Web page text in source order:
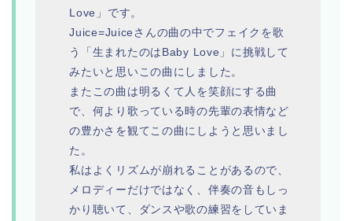
Love」です。
Juice=Juiceさんの曲の中でフェイクを歌
う「生まれたのはBaby Love」に挑戦して
みたいと思いこの曲にしました。
またこの曲は明るくて人を笑顔にする曲
で、何より歌っている時の先輩の表情など
の豊かさを観てこの曲にしようと思いまし
た。
私はよくリズムが崩れることがあるので、
メロディーだけではなく、伴奏の音もしっ
かり聴いて、ダンスや歌の練習をしていま